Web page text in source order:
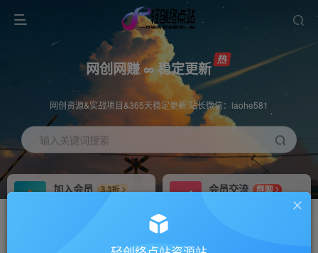
网创网赚 ∞ 稳定更新
网创资源&实战项目&365天稳定更新 站长微信：laohe581
输入关键词搜索
加入会员
3.3折
会员交流
群聊